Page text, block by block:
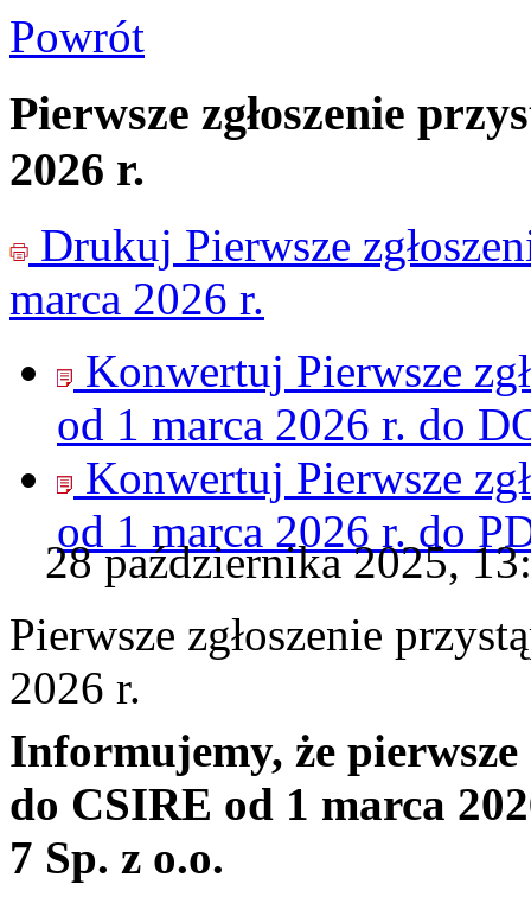
Powrót
Pierwsze zgłoszenie
2026 r.
Drukuj Pierwsze
marca 2026 r.
Konwertuj Pierwsze
od 1 marca 2026 r. do
Konwertuj Pierwsze
od 1 marca 2026 r. do
28 października 2025,
Pierwsze zgłoszenie
2026 r.
Informujemy, że
do CSIRE od 1 marca
7 Sp. z o.o.